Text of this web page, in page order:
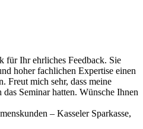
für Ihr ehrliches Feedback. Sie
hoher fachlichen Expertise einen
Freut mich sehr, dass meine
Seminar hatten. Wünsche Ihnen
– Kasseler Sparkasse,